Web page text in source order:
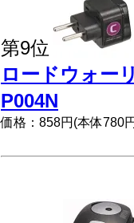
第9位
ロードウォー
P004N
価格：858円(本体780